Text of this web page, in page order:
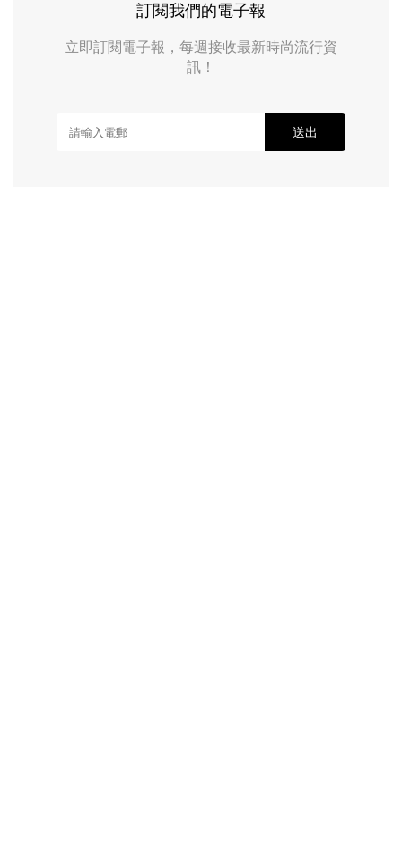
訂閱我們的電子報
立即訂閱電子報，每週接收最新時尚流行資
訊！
送出